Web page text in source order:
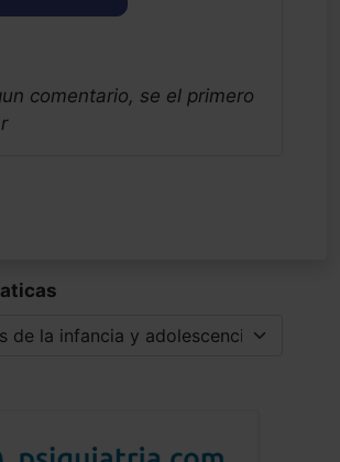
comentario, se el primero